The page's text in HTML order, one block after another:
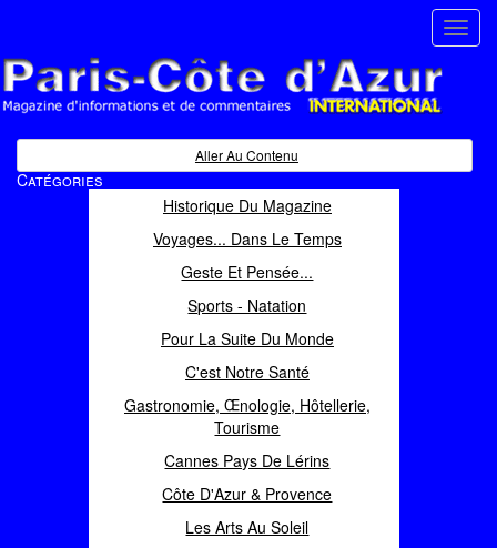
Magazine d'informations et de commentaires
Aller Au Contenu
Catégories
Historique Du Magazine
Voyages... Dans Le Temps
Geste Et Pensée...
Sports - Natation
Pour La Suite Du Monde
C'est Notre Santé
Gastronomie, Œnologie, Hôtellerie,
Tourisme
Cannes Pays De Lérins
Côte D'Azur & Provence
Les Arts Au Soleil